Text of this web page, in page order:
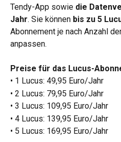
Tendy-App sowie die
Jahr. Sie können bis zu 5
Abonnement je nach Anzahl
anpassen.
Preise für das Lucus-
• 1 Lucus: 49,95 Euro/Jahr
• 2 Lucus: 79,95 Euro/Jahr
• 3 Lucus: 109,95 Euro/Jahr
• 4 Lucus: 139,95 Euro/Jahr
• 5 Lucus: 169,95 Euro/Jahr